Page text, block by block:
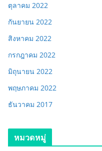
ตุลาคม 2022
กันยายน 2022
สิงหาคม 2022
กรกฎาคม 2022
มิถุนายน 2022
พฤษภาคม 2022
ธันวาคม 2017
หมวดหมู่